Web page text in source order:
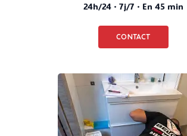
24h/24 · 7j/7 · En 45 min
CONTACT